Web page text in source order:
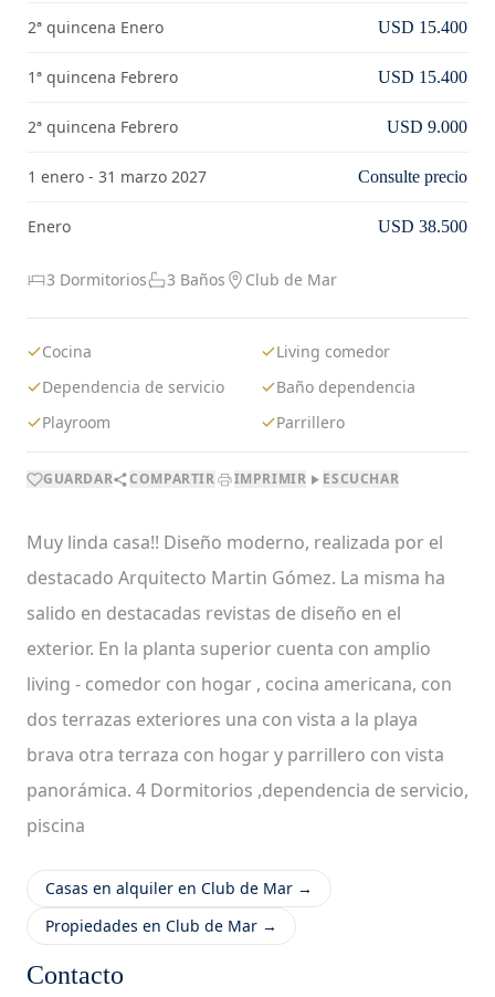
2ª quincena Enero USD 15.400
1ª quincena Febrero USD 15.400
2ª quincena Febrero USD 9.000
1 enero - 31 marzo 2027 Consulte precio
Enero USD 38.500
3 Dormitorios 3 Baños Club de Mar
Cocina
Living comedor
Dependencia de servicio
Baño dependencia
Playroom
Parrillero
GUARDAR COMPARTIR IMPRIMIR ESCUCHAR
Muy linda casa!! Diseño moderno, realizada por el
destacado Arquitecto Martin Gómez. La misma ha
salido en destacadas revistas de diseño en el
exterior. En la planta superior cuenta con amplio
living - comedor con hogar , cocina americana, con
dos terrazas exteriores una con vista a la playa
brava otra terraza con hogar y parrillero con vista
panorámica. 4 Dormitorios ,dependencia de servicio,
piscina
Casas en alquiler en Club de Mar →
Propiedades en Club de Mar →
Contacto